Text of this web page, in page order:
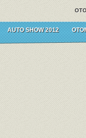
AUTO SHOW 2012